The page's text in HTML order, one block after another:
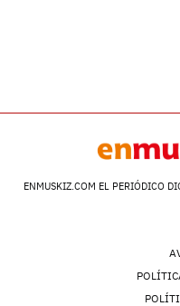
ENMUSKIZ.COM EL PERIÓDICO